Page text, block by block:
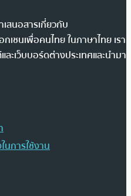
สนอสารเกี่ยวกับ
เชนเพื่อคนไทย ในภาษาไทย เรา
ะเว็บบอร์ดต่างประเทศและนำมา
นการใช้งาน